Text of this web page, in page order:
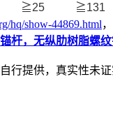
≧25
hq/show-44869.html
杆，无纵肋树脂螺
行提供，真实性未